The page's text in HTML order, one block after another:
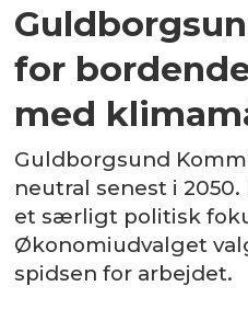
for
med
Guldborgsund
neutral senest i
et særligt politisk
Økonomiudvalget
spidsen for arbejdet.